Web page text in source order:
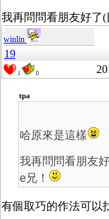
我再問問看朋友好了(
winlin
19
1 0
tpa
哈原來是這樣
我再問問看朋友
e兄！
有個取巧的作法可以